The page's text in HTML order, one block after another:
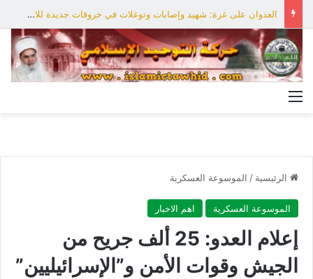
العدوان على غزة: شهيد وإصابات وتوغلات في خروقات جديدة للاحتلال
الرئيسية / الموسوعة العسكرية
الموسوعة العسكرية اهم الاخبار
إعلام العدو: 25 ألف جريح من
الجيش وقوات الأمن و”الإسرائيليين”